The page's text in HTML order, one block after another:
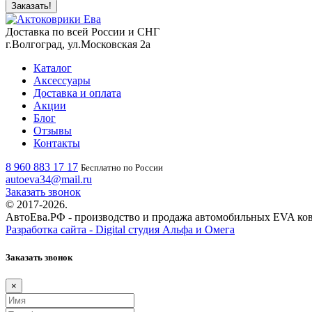
Заказать!
Доставка по всей России и СНГ
г.Волгоград, ул.Московская 2а
Каталог
Аксессуары
Доставка и оплата
Акции
Блог
Отзывы
Контакты
8 960 883 17 17 Бесплатно по России
autoeva34@mail.ru
Заказать звонок
© 2017-2026.
АвтоЕва.РФ - производство и продажа автомобильных EVA
Разработка сайта - Digital студия Альфа и Омега
Заказать звонок
×